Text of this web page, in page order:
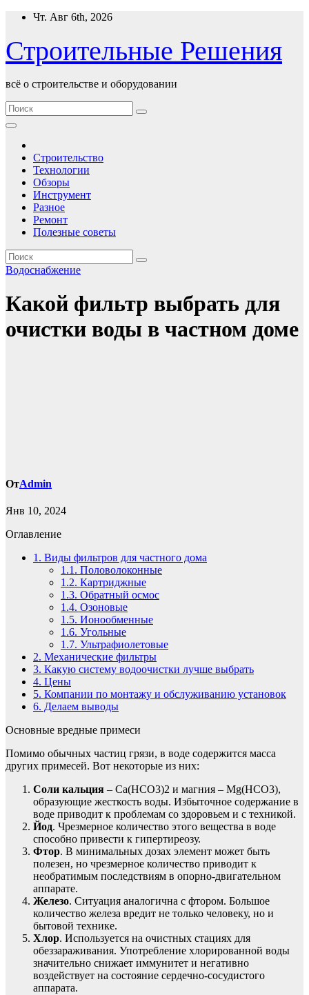
Перейти
содержимому
Чт. Авг 6th, 2026
Строительные Решения
всё о строительстве и оборудовании
Строительство
Технологии
Обзоры
Инструмент
Разное
Ремонт
Полезные советы
Водоснабжение
Какой фильтр выбрать для
очистки воды в частном доме
ОтAdmin
Янв 10, 2024
Оглавление
1. Виды фильтров для частного дома
1.1. Половолоконные
1.2. Картриджные
1.3. Обратный осмос
1.4. Озоновые
1.5. Ионообменные
1.6. Угольные
1.7. Ультрафиолетовые
2. Механические фильтры
3. Какую систему водоочистки лучше выбрать
4. Цены
5. Компании по монтажу и обслуживанию установок
6. Делаем выводы
Основные вредные примеси
Помимо обычных частиц грязи, в воде содержится масса
других примесей. Вот некоторые из них:
Соли кальция – Ca(HCO3)2 и магния – Mg(HCO3),
образующие жесткость воды. Избыточное содержание в
воде приводит к проблемам со здоровьем и с техникой.
Йод. Чрезмерное количество этого вещества в воде
способно привести к гипертиреозу.
Фтор. В минимальных дозах элемент может быть
полезен, но чрезмерное количество приводит к
необратимым последствиям в опорно-двигательном
аппарате.
Железо. Ситуация аналогична с фтором. Большое
количество железа вредит не только человеку, но и
бытовой технике.
Хлор. Используется на очистных стациях для
обеззараживания. Употребление хлорированной воды
значительно снижает иммунитет и негативно
воздействует на состояние сердечно-сосудистого
аппарата.